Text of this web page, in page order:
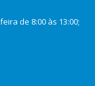
de 8:00 às 13:00;